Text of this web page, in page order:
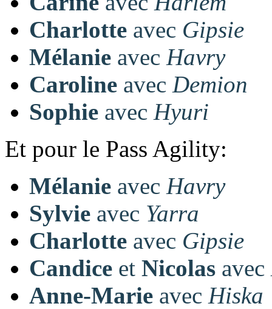
Charlotte avec Gipsie
Mélanie avec Havry
Caroline avec Demion
Sophie avec Hyuri
Et pour le Pass Agility:
Mélanie avec Havry
Sylvie avec Yarra
Charlotte avec Gipsie
Candice et Nicolas avec
Anne-Marie avec Hiska